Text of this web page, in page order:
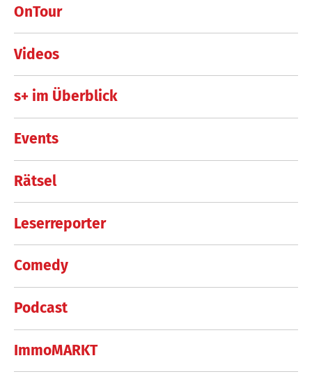
OnTour
Videos
s+ im Überblick
Events
Rätsel
Leserreporter
Comedy
Podcast
ImmoMARKT